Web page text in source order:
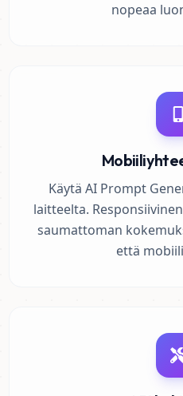
nopeaa
Käytä AI Prompt
laitteelta.
saumattoman
että